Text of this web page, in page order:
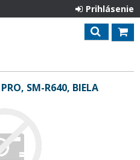
Prihlásenie
SM-R640, BIELA